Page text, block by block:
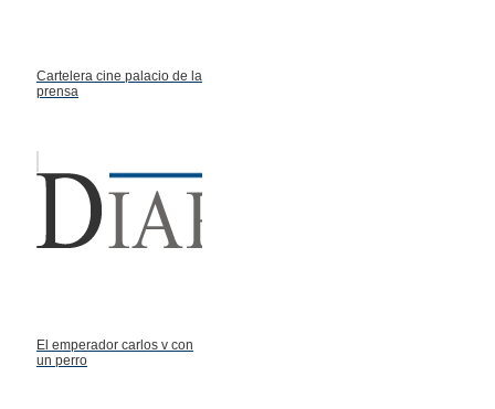
Cartelera cine palacio de la
prensa
El emperador carlos v con
un perro